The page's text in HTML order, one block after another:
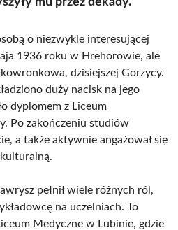
o niezwykle interesującej
1936 roku w Hrehorowie, ale
dzisiejszej Gorzycy.
duży nacisk na jego
dyplomem z Liceum
Po zakończeniu studiów
a także aktywnie angażował się
pełnił wiele różnych ról,
na uczelniach. To
Medyczne w Lubinie, gdzie